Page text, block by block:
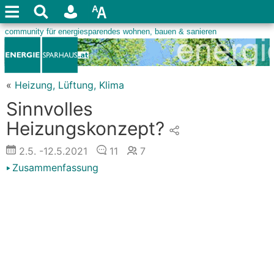
« Heizung, Lüftung, Klima
Sinnvolles
Heizungskonzept?
2.5. -12.5.2021 11
7
Zusammenfassung